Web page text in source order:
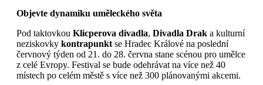
Objevte dynamiku uměleckého světa
Pod taktovkou Klicperova divadla, Divadla Draka kulturní
neziskovky kontrapunktse Hradec Králové na poslední
červnový týden od 21. do 28. června stane scénou pro umělce
z celé Evropy. Festival se bude odehrávat na více než 40
místech po celém městě s více než 300 plánovanými akcemi.